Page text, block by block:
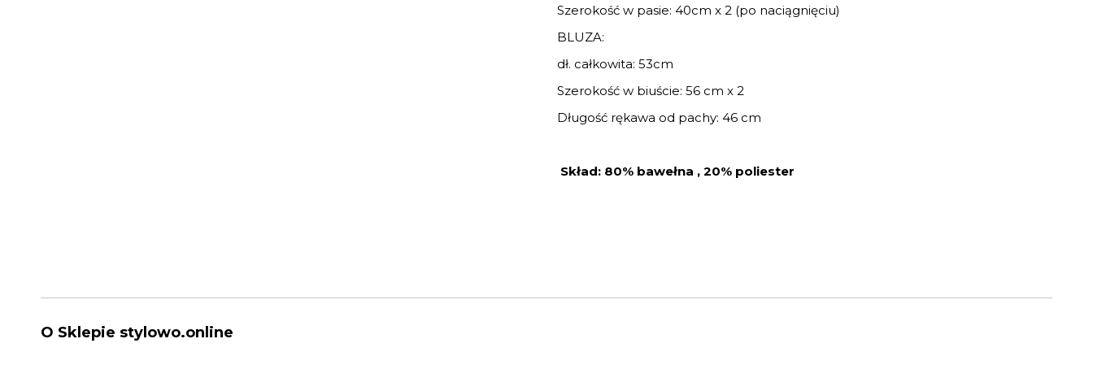
Szerokość w pasie: 40cm x 2 (po naciągnięciu)
BLUZA:
dł. całkowita: 53cm
Szerokość w biuście: 56 cm x 2
Długość rękawa od pachy: 46 cm
Skład: 80% bawełna , 20% poliester
O Sklepie stylowo.online